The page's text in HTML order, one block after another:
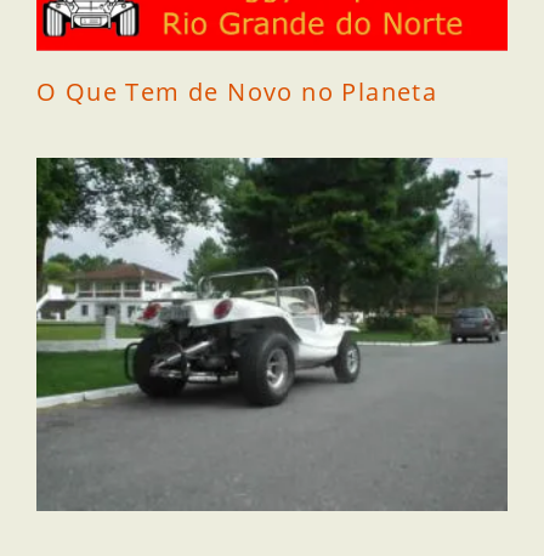
O Que Tem de Novo no Planeta